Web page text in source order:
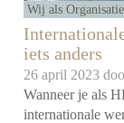
Wij als
iets anders
26 april 2023
Wanneer je als
internationale